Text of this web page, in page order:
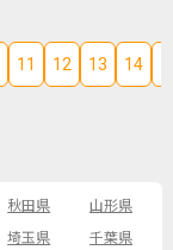
11 12 13 14
秋田県
山形県
埼玉県
千葉県